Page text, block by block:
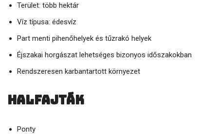
Terület: több hektár
Víz típusa: édesvíz
Part menti pihenőhelyek és tűzrakó helyek
Éjszakai horgászat lehetséges bizonyos időszakokban
Rendszeresen karbantartott környezet
Halfajták
Ponty